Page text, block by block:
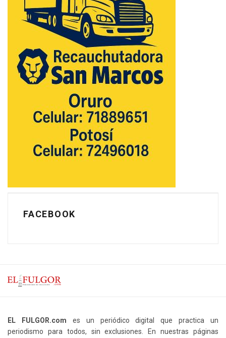
FACEBOOK
EL FULGOR.com es un periódico digital que practica un
periodismo para todos, sin exclusiones. En nuestras páginas